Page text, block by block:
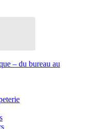
– du bureau au